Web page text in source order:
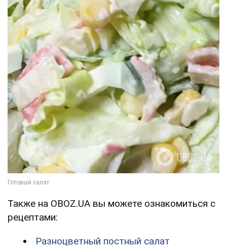
Также на OBOZ.UA вы можете ознакомиться с
рецептами:
Разноцветный постный салат